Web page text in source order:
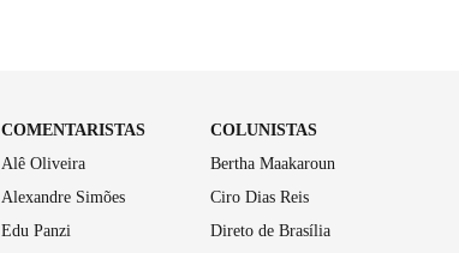
COMENTARISTAS
Alê Oliveira
Alexandre Simões
Edu Panzi
COLUNISTAS
Bertha Maakaroun
Ciro Dias Reis
Direto de Brasília